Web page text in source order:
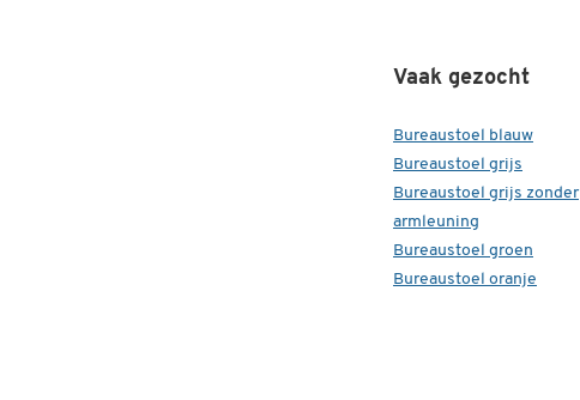
Vaak gezocht
Bureaustoel blauw
Bureaustoel grijs
Bureaustoel grijs zonder
armleuning
Bureaustoel groen
Bureaustoel oranje